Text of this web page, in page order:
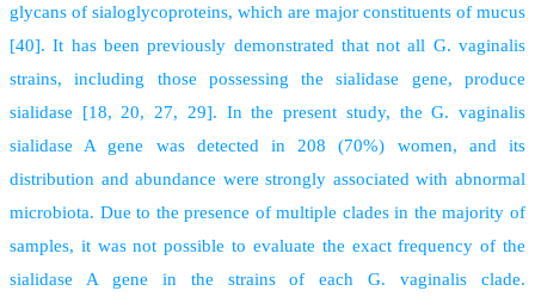
glycans of sialoglycoproteins, which are major constituents of mucus
[40]. It has been previously demonstrated that not all G. vaginalis
strains, including those possessing the sialidase gene, produce
sialidase [18, 20, 27, 29]. In the present study, the G. vaginalis
sialidase A gene was detected in 208 (70%) women, and its
distribution and abundance were strongly associated with abnormal
microbiota. Due to the presence of multiple clades in the majority of
samples, it was not possible to evaluate the exact frequency of the
sialidase A gene in the strains of each G. vaginalis clade.